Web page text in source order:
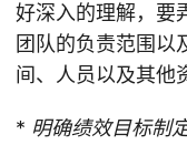
好深入的理解，要
团队的负责范围以
间、人员以及其他
* 明确绩效目标制